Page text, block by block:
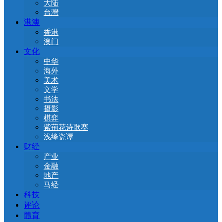
大陆
台灣
港澳
香港
澳门
文化
中华
海外
美术
文学
书法
摄影
棋弈
紫荊花诗歌赛
浅绛瓷谭
财经
产业
金融
地产
马经
科技
评论
體育